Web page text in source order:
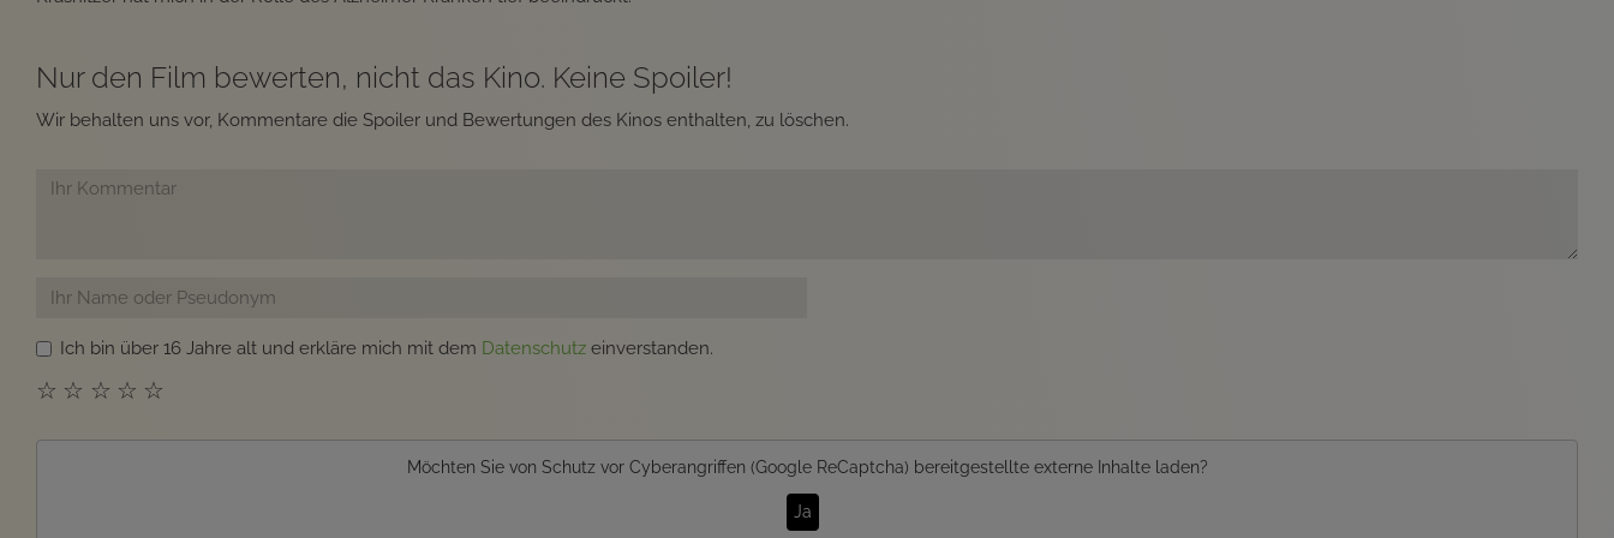
Nur den Film bewerten, nicht das Kino. Keine Spoiler!
Wir behalten uns vor, Kommentare die Spoiler und Bewertungen des Kinos enthalten, zu löschen.
Ich bin über 16 Jahre alt und erkläre mich mit dem Datenschutz einverstanden.
☆
☆
☆
☆
☆
Möchten Sie von Schutz vor Cyberangriffen (Google ReCaptcha) bereitgestellte externe Inhalte laden?
Ja